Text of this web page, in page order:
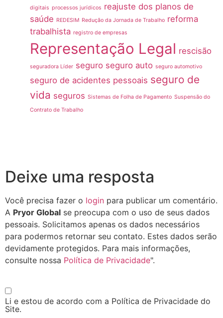
digitais processos jurídicos reajuste dos planos de
saúde REDESIM Redução da Jornada de Trabalho reforma
trabalhista registro de empresas
Representação Legal rescisão
seguradora Líder seguro seguro auto seguro automotivo
seguro de acidentes pessoais seguro de
vida seguros Sistemas de Folha de Pagamento Suspensão do
Contrato de Trabalho
Deixe uma resposta
Você precisa fazer o login para publicar um comentário.
A Pryor Global se preocupa com o uso de seus dados
pessoais. Solicitamos apenas os dados necessários
para podermos retornar seu contato. Estes dados serão
devidamente protegidos. Para mais informações,
consulte nossa Política de Privacidade".
Li e estou de acordo com a Política de Privacidade do
Site.